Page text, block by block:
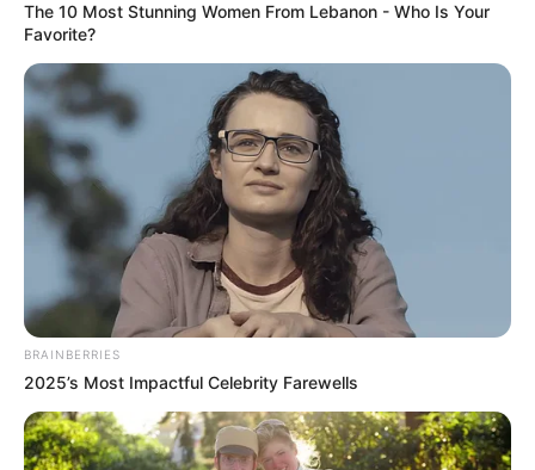
The 10 Most Stunning Women From Lebanon - Who Is Your
Favorite?
BRAINBERRIES
2025’s Most Impactful Celebrity Farewells